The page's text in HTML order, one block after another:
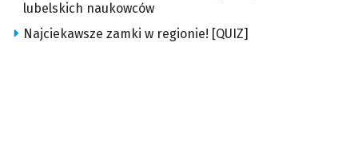
lubelskich naukowców
Najciekawsze zamki w regionie! [QUIZ]